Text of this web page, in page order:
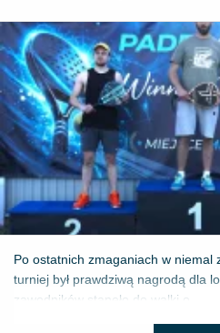
Po ostatnich zmaganiach w niemal
turniej był prawdziwą nagrodą dla
zawodników stanęło do walki o ...